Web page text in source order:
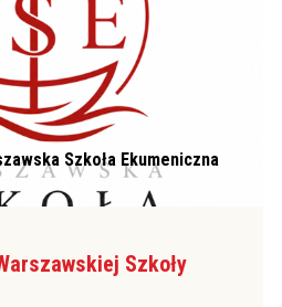
Szkoła Ekumeniczna
Szkoły